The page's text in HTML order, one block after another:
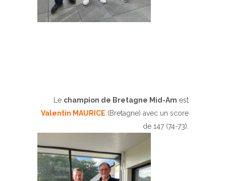
Le champion de Bretagne Mid-Am est
Valentin MAURICE (Bretagne) avec un score
de 147 (74-73).